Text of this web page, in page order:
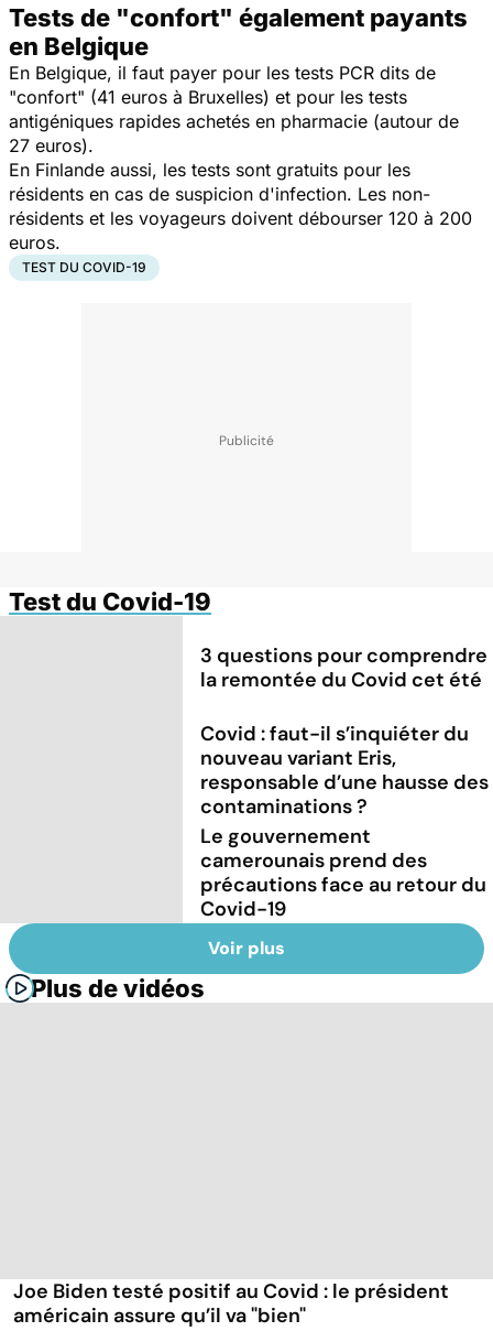
Tests de "confort" également payants
en Belgique
En Belgique, il faut payer pour les tests PCR dits de
"confort" (41 euros à Bruxelles) et pour les tests
antigéniques rapides achetés en pharmacie (autour de
27 euros).
En Finlande aussi, les tests sont gratuits pour les
résidents en cas de suspicion d'infection. Les non-
résidents et les voyageurs doivent débourser 120 à 200
euros.
TEST DU COVID-19
Test du Covid-19
3 questions pour comprendre
la remontée du Covid cet été
Covid : faut-il s’inquiéter du
nouveau variant Eris,
responsable d’une hausse des
contaminations ?
Le gouvernement
camerounais prend des
précautions face au retour du
Covid-19
Voir plus
Plus de vidéos
Joe Biden testé positif au Covid : le président
américain assure qu’il va "bien"